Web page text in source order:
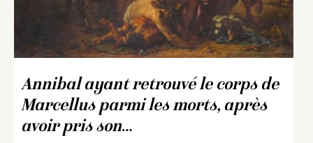
Annibal ayant retrouvé le corps de
Marcellus parmi les morts, après
avoir pris son…